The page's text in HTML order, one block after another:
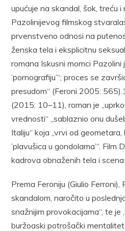
upućuje na skandal, šok, treću
Pazolinijevog filmskog
prvenstveno odnosi na
ženska tela i eksplicitnu
romana Iskusni momci Pazolini
’pornografiju’“; proces se
presudom“ (Feroni 2005:
(2015: 10–11), roman je
vrednosti“ „sablaznio onu
Italiju“ koja „vrvi od
’plavušica u gondolama’“. Film
kadrova obnaženih tela i
Prema Feroniju (Giulio
skandalom, naročito u
snažnijim provokacijama“, te je
buržoaski potrošački